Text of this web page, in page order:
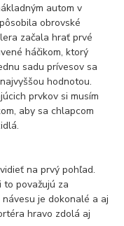
autom v
obrovské
začala hrať prvé
háčikom, ktorý
sadu prívesov sa
hodnotou.
prvkov si musím
aby sa chlapcom
na prvý pohľad.
považujú za
je dokonalé a aj
hravo zdolá aj